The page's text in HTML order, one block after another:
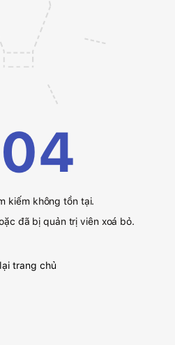
kiếm không tồn tại.
đã bị quản trị viên xoá bỏ.
trang chủ